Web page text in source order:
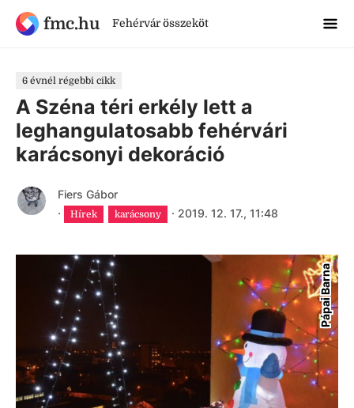
fmc.hu Fehérvár összeköt
6 évnél régebbi cikk
A Széna téri erkély lett a
leghangulatosabb fehérvári
karácsonyi dekoráció
Fiers Gábor
·
Hírek karácsony · 2019. 12. 17., 11:48
Pápai Barna